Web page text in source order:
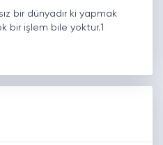
bir dünyadır ki yapmak
bir işlem bile yoktur.1